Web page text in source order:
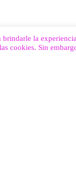
la
cookies. Sin